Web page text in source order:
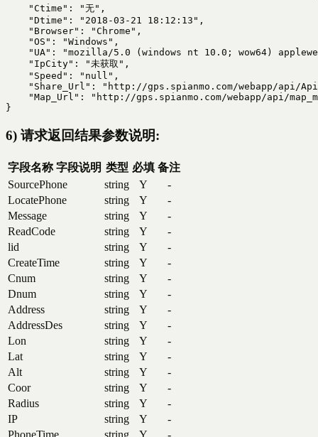
    "Ctime": "无",
    "Dtime": "2018-03-21 18:12:13",
    "Browser": "Chrome",
    "OS": "Windows",
"UA": "mozilla/5.0 (windows nt 10.0; wow64)
    "IpCity": "未获取",
    "Speed": "null",
"Share_Url": "http://gps.spianmo.com/webapp/api/
"Map_Url": "http://gps.spianmo.com/webapp/api/
}
6) 请求返回结果参数说明:
字段名称 字段说明 类型 必填 备注
SourcePhone
string Y
-
LocatePhone
string Y
-
Message
string Y
-
ReadCode
string Y
-
lid
string Y
-
CreateTime
string Y
-
Cnum
string Y
-
Dnum
string Y
-
Address
string Y
-
AddressDes
string Y
-
Lon
string Y
-
Lat
string Y
-
Alt
string Y
-
Coor
string Y
-
Radius
string Y
-
IP
string Y
-
PhoneTime
string Y
-